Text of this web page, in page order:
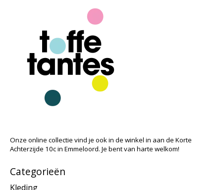
Onze online collectie vind je ook in de winkel in aan de Korte
Achterzijde 10c in Emmeloord. Je bent van harte welkom!
Categorieën
Kleding